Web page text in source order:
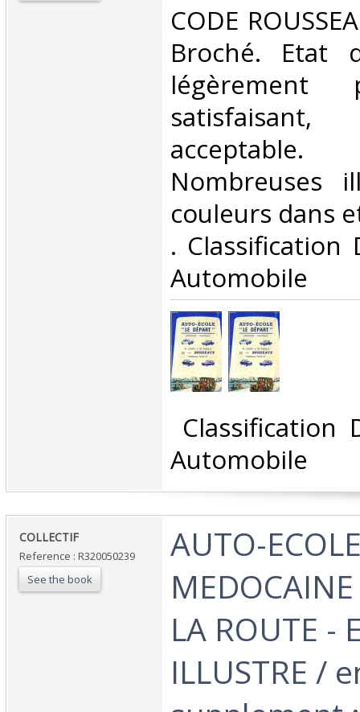
‎CODE
Broché. Etat
légèrement
Nombreuses
couleurs dans
. Classification
Automobile‎
Classification
Automobile‎
‎COLLECTIF‎
Reference : R320050239
See the book
‎AUTO-
LA ROUTE -
ILLUSTRE /